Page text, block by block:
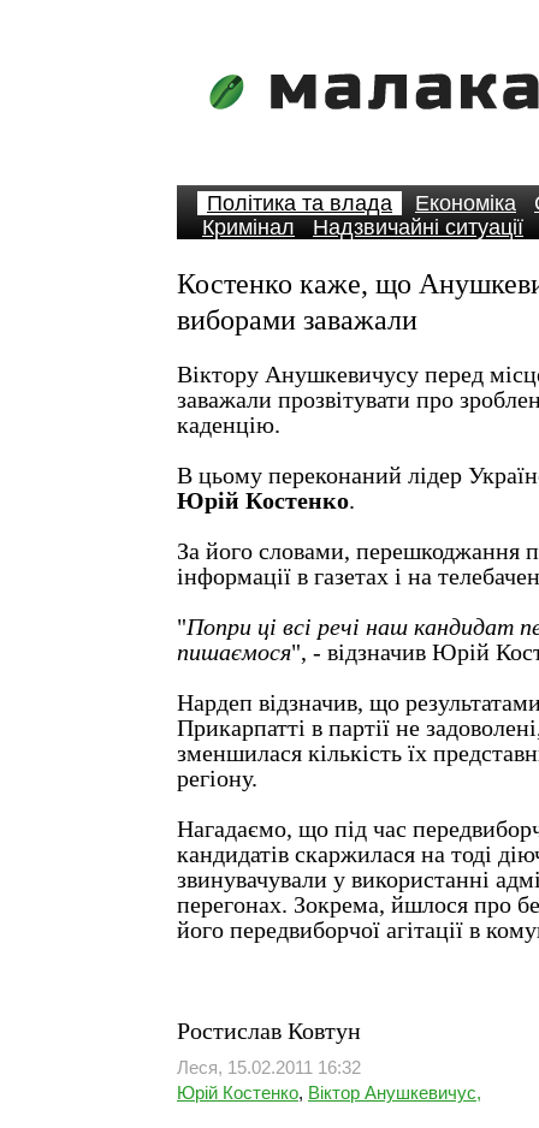
Політика та влада Економіка
Кримінал
Надзвичайні ситуації
Костенко каже, що
виборами заважали
Віктору Анушкевичусу перед
заважали прозвітувати про
каденцію.
В цьому переконаний лідер
Юрій Костенко.
За його словами, перешкоджання
інформації в газетах і на
"Попри ці всі речі наш кандидат
пишаємося", - відзначив Юрій
Нардеп відзначив, що
Прикарпатті в партії не
зменшилася кількість їх
регіону.
Нагадаємо, що під час
кандидатів скаржилася на тоді
звинувачували у використанні
перегонах. Зокрема, йшлося про
його передвиборчої агітації в
Ростислав Ковтун
Леся, 15.02.2011 16:32
Юрій Костенко, Віктор Анушкевичус,